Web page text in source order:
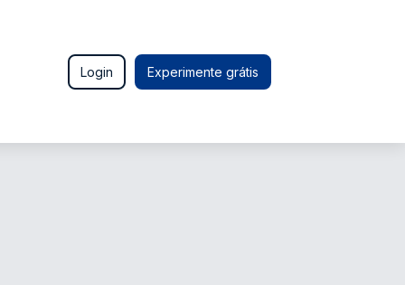
Login Experimente grátis